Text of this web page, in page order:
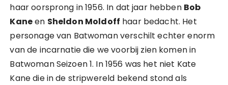
haar oorsprong in 1956. In dat jaar hebben Bob
Kaneen Sheldon Moldoff haar bedacht. Het
personage van Batwoman verschilt echter enorm
van de incarnatie die we voorbij zien komen in
Batwoman Seizoen 1. In 1956 was het niet Kate
Kane die in de stripwereld bekend stond als